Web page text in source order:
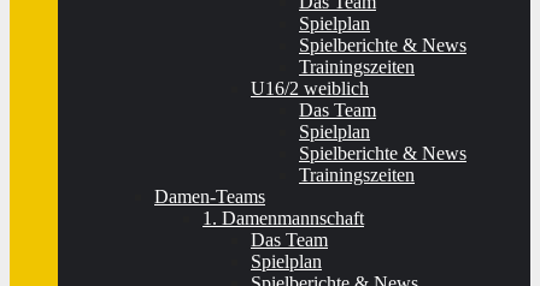
Spielplan
Spielberichte & News
Trainingszeiten
U16/2 weiblich
Das Team
Spielplan
Spielberichte & News
Trainingszeiten
Damen-Teams
1. Damenmannschaft
Das Team
Spielplan